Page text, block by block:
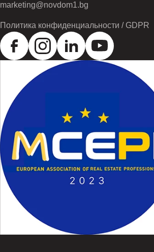
marketing@novdom1.bg
Политика конфиденциальности / GDPR